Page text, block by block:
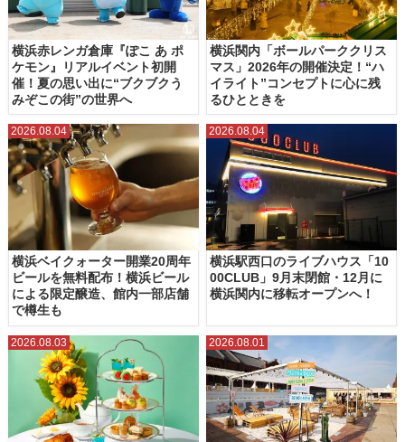
横浜赤レンガ倉庫『ぽこ あ ポ
ケモン』リアルイベント初開
催！夏の思い出に“ブクブクう
みぞこの街”の世界へ
横浜関内「ボールパーククリス
マス」2026年の開催決定！“ハ
イライト”コンセプトに心に残
るひとときを
2026.08.04
横浜ベイクォーター開業20周年
ビールを無料配布！横浜ビール
による限定醸造、館内一部店舗
で樽生も
2026.08.04
横浜駅西口のライブハウス「10
00CLUB」9月末閉館・12月に
横浜関内に移転オープンへ！
2026.08.03 2026.08.01